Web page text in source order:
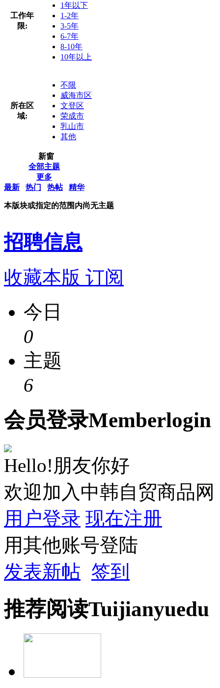
工作年
限:
1年以下
1-2年
3-5年
6-7年
8-10年
10年以上
所在区
域:
不限
威海市区
文登区
荣成市
乳山市
其他
新窗
全部主题
更多
最新
热门 热帖 精华
本版块或指定的范围内尚无主题
招聘信息
收藏本版 订阅
今日
0
主题
6
会员登录Memberlogin
Hello!朋友你好
欢迎加入中韩自贸商品网
用户登录 现在注册
用其他账号登陆
发表新帖 签到
推荐阅读Tuijianyuedu